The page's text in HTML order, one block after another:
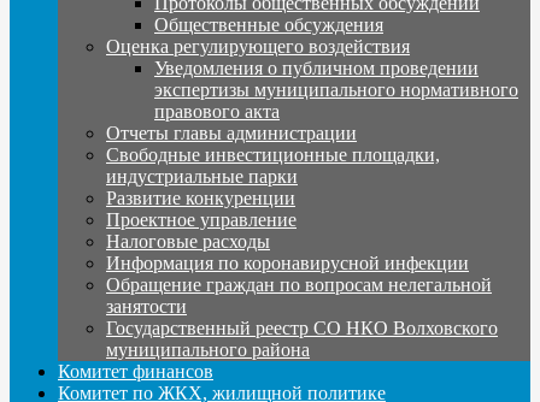
Общественные обсуждения
Оценка регулирующего воздействия
Уведомления о публичном проведении
экспертизы муниципального нормативного
правового акта
Отчеты главы администрации
Свободные инвестиционные площадки,
индустриальные парки
Развитие конкуренции
Проектное управление
Налоговые расходы
Информация по коронавирусной инфекции
Обращение граждан по вопросам нелегальной
занятости
Государственный реестр СО НКО Волховского
муниципального района
Комитет финансов
Комитет по ЖКХ, жилищной политике